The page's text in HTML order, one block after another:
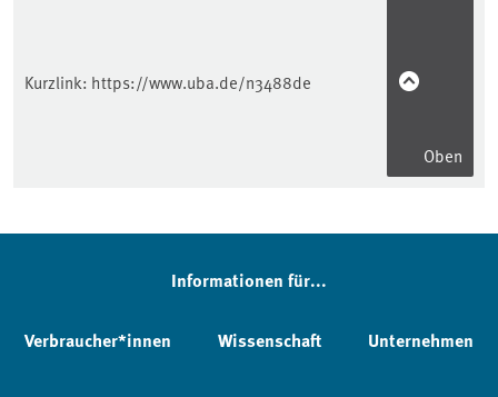
Kurzlink: https://www.uba.de/n3488de
Oben
Informationen für...
Verbraucher*innen Wissenschaft Unternehmen